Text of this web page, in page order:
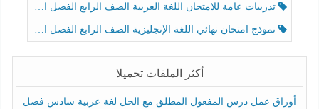
تدريبات عامة للامتحان اللغة العربية الصف الرابع الفصل الثالث
نموذج امتحان نهائي اللغة الإنجليزية الصف الرابع الفصل الثالث
أكثر الملفات تحميلا
أوراق عمل درس المفعول المطلق مع الحل لغة عربية سادس فصل